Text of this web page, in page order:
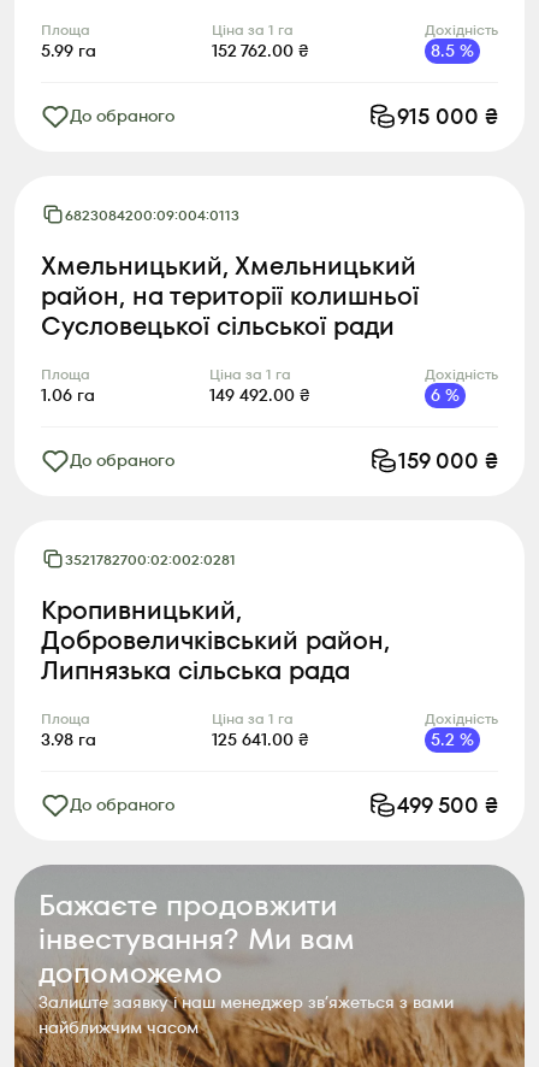
Площа
5.99 га
Ціна за 1 га
152 762.00 ₴
Дохідність
8.5 %
До обраного 915 000 ₴
6823084200:09:004:0113
Хмельницький, Хмельницький
район, на території колишньої
Сусловецької сільської ради
Площа
1.06 га
Ціна за 1 га
149 492.00 ₴
Дохідність
6 %
До обраного 159 000 ₴
3521782700:02:002:0281
Кропивницький,
Добровеличківський район,
Липнязька сільська рада
Площа
3.98 га
Ціна за 1 га
125 641.00 ₴
Дохідність
5.2 %
До обраного 499 500 ₴
Бажаєте продовжити
інвестування? Ми вам
допоможемо
Залиште заявку і наш менеджер звʼяжеться з вами
найближчим часом